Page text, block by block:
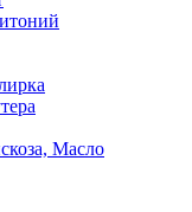
Масло